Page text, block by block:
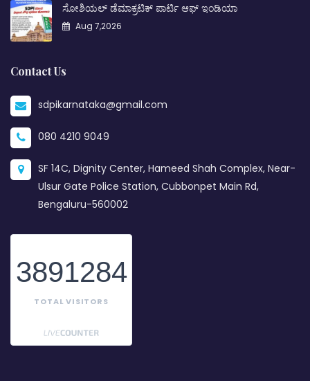
ಸೋಶಿಯಲ್ ಡೆಮಾಕ್ರಟಿಕ್ ಪಾರ್ಟಿ ಆಫ್ ಇಂಡಿಯಾ
Aug 7,2026
Contact Us
sdpikarnataka@gmail.com
080 4210 9049
SF 14C, Dignity Center, Hameed Shah Complex, Near-
Ulsur Gate Police Station, Cubbonpet Main Rd,
Bengaluru-560002
3891284
TOTAL VISITORS